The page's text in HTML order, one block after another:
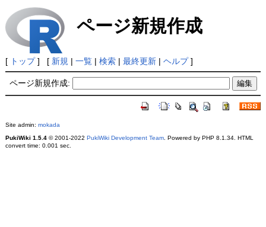
ページ新規作成
[ トップ] [ 新規 | 一覧| 検索| 最終更新| ヘルプ]
ページ新規作成:
Site admin: mokada
PukiWiki 1.5.4© 2001-2022 PukiWiki Development Team. Powered by PHP 8.1.34. HTML
convert time: 0.001 sec.